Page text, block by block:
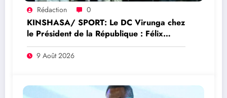
Rédaction 0
KINSHASA/ SPORT: Le DC Virunga chez
le Président de la République : Félix
Tshisekedi reçoit les champions de la
Coupe du Congo
9 Août 2026